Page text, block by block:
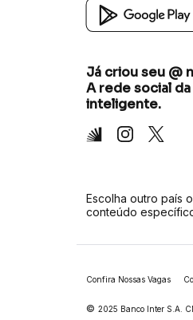
Já criou seu @
A rede social
inteligente.
Inter Instagram
X
Escolha outro país
conteúdo
Confira Nossas Vagas
© 2025 Banco Inter S.A.